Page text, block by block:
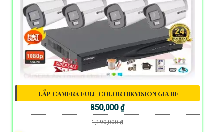
LẮP CAMERA FULL COLOR HIKVISION GIA RE
850,000 ₫
1,190,000 ₫